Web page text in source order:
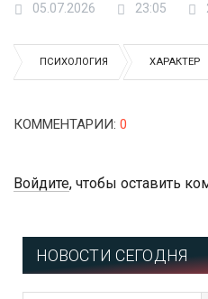
05.07.2026 23:05
ПСИХОЛОГИЯ ХАРАКТЕР
КОММЕНТАРИИ: 0
Войдите, чтобы оставить
НОВОСТИ СЕГОДНЯ